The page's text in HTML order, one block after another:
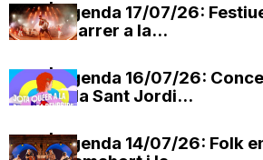
OxV | Agenda 17/07/26:
Circ al Carrer a la...
OxV | Agenda 16/07/26:
i La Cobla Sant Jordi...
OxV | Agenda 14/07/26: Folk